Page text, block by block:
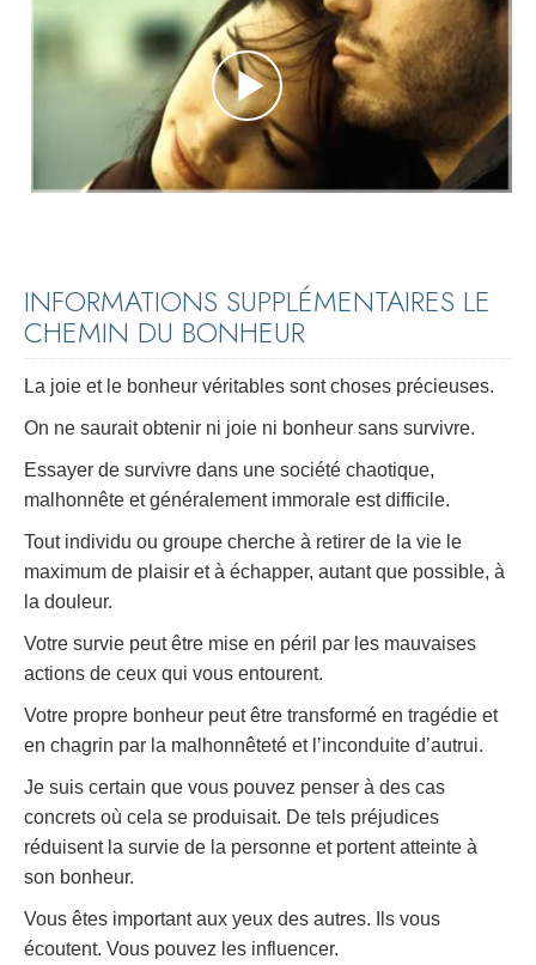
INFORMATIONS SUPPLÉMENTAIRES LE
CHEMIN DU BONHEUR
La joie et le bonheur véritables sont choses précieuses.
On ne saurait obtenir ni joie ni bonheur sans survivre.
Essayer de survivre dans une société chaotique,
malhonnête et généralement immorale est difficile.
Tout individu ou groupe cherche à retirer de la vie le
maximum de plaisir et à échapper, autant que possible, à
la douleur.
Votre survie peut être mise en péril par les mauvaises
actions de ceux qui vous entourent.
Votre propre bonheur peut être transformé en tragédie et
en chagrin par la malhonnêteté et l’inconduite d’autrui.
Je suis certain que vous pouvez penser à des cas
concrets où cela se produisait. De tels préjudices
réduisent la survie de la personne et portent atteinte à
son bonheur.
Vous êtes important aux yeux des autres. Ils vous
écoutent. Vous pouvez les influencer.